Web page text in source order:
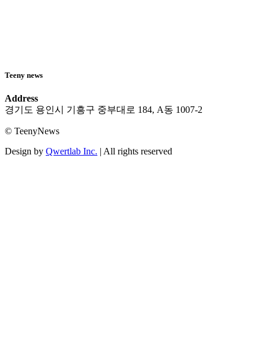
Teeny news
Address
경기도 용인시 기흥구 중부대로 184, A동 1007-2
© TeenyNews
Design by Qwertlab Inc. | All rights reserved